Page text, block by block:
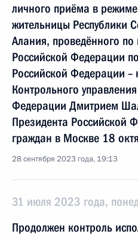
личного приёма в
жительницы Республики
Алания, проведённого
Российской Федерации
Российской Федерации –
Контрольного
Федерации Дмитрием
Президента Российской
граждан в Москве 18
28 сентября 2023 года, 19:13
31 июля 2023 года,
Продолжен контроль